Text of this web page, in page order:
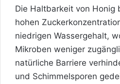
Die Haltbarkeit von Honig
hohen
niedrigen Wassergehalt,
Mikroben weniger
natürliche Barriere
und Schimmelsporen